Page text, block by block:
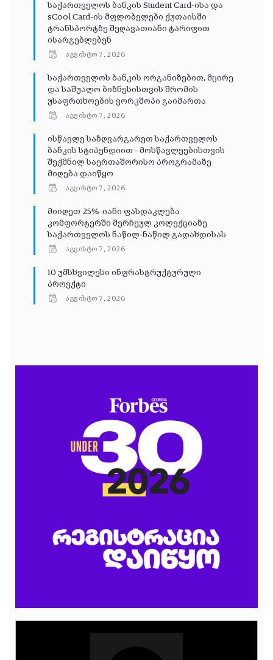
საქართველოს ბანკის Student Card-ისა და
sCool Card-ის მფლობელები ქუთაისში
ტრანსპორტზე შეღავათიანი ტარიფით
ისარგებლებენ
აგვისტო 7, 2026
საქართველოს ბანკის ორგანიზებით, მცირე
და საშუალო ბიზნესისთვის შრომის
უსაფრთხოების ვორკშოპი გაიმართა
აგვისტო 7, 2026
ისწავლე საზღვარგარეთ საქართველოს
ბანკის სტიპენდიით – მოსწავლეებისთვის
შექმნილ საერთაშორისო პროგრამაზე
მიღება დაიწყო
აგვისტო 7, 2026
მიიღეთ 25%-იანი ფასდაკლება
კომფორტერში შერჩეულ კოლექციაზე
საქართველოს ნაწილ-ნაწილ გადახდისას
აგვისტო 7, 2026
10 უმსხვილესი ინფრასტრუქტურული
პროექტი
აგვისტო 7, 2026